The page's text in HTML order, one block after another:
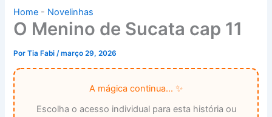
Home - Novelinhas
O Menino de Sucata cap 11
PorTia Fabi/março 29, 2026
A mágica continua... ✨
Escolha o acesso individual para esta história ou